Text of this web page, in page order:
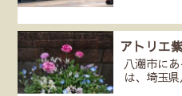
アトリエ
八潮市に
は、埼玉